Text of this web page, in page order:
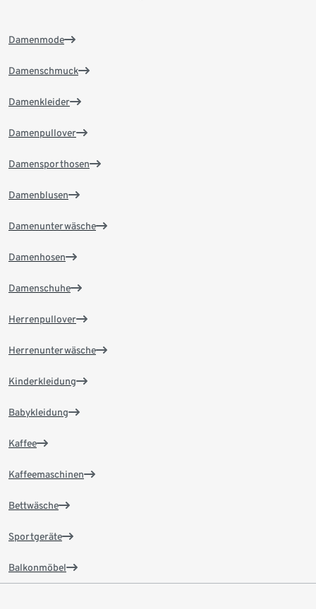
Damenmode
Damenschmuck
Damenkleider
Damenpullover
Damensporthosen
Damenblusen
Damenunterwäsche
Damenhosen
Damenschuhe
Herrenpullover
Herrenunterwäsche
Kinderkleidung
Babykleidung
Kaffee
Kaffeemaschinen
Bettwäsche
Sportgeräte
Balkonmöbel